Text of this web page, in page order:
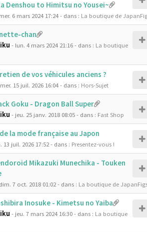
Denshou to Himitsu no Yousei~
6 mars 2024 17:24- dans : La boutique de
chan
- lun. 4 mars 2024 21:16- dans : La boutique
de vos véhicules anciens ?
15 juil. 2026 16:04- dans : Hors-Sujet
Goku - Dragon Ball Super
- jeu. 25 janv. 2018 08:05- dans : Fast Shop
la mode française au Japon
13 juil. 2026 17:52- dans : Presentez-vous !
Mikazuki Munechika - Touken
7 oct. 2018 01:02- dans : La boutique de
Inosuke - Kimetsu no Yaiba
- jeu. 7 mars 2024 16:30- dans : La boutique